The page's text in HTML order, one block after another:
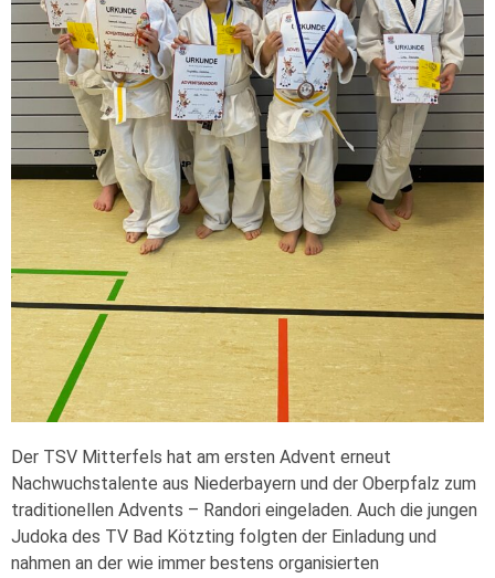
Der TSV Mitterfels hat am ersten Advent erneut
Nachwuchstalente aus Niederbayern und der Oberpfalz zum
traditionellen Advents – Randori eingeladen. Auch die jungen
Judoka des TV Bad Kötzting folgten der Einladung und
nahmen an der wie immer bestens organisierten